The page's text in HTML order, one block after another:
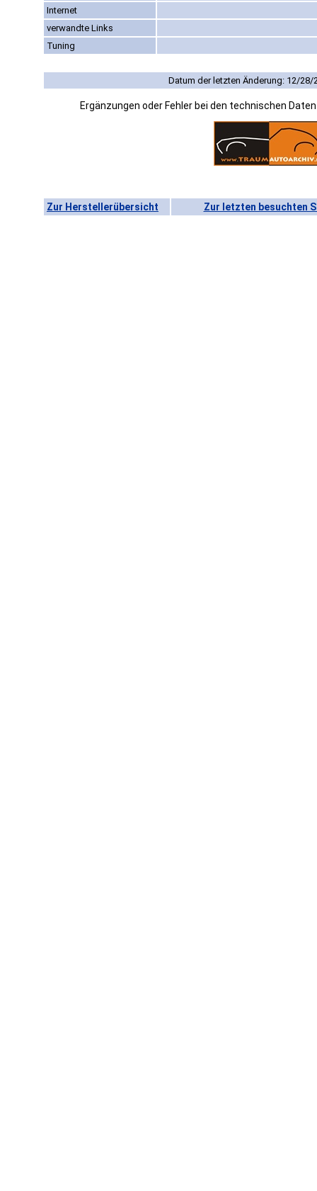
Internet
verwandte Links
Tuning
Datum der letzten Änderung: 12/28/
Ergänzungen oder Fehler bei den technischen
Zur Herstellerübersicht Zur letzten besuchten